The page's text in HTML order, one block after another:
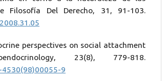
Filosofía Del Derecho, 31, 91-103.
perspectives on social attachment
23(8), 779-818.
9